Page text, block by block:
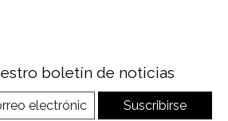
boletín de noticias
Suscribirse